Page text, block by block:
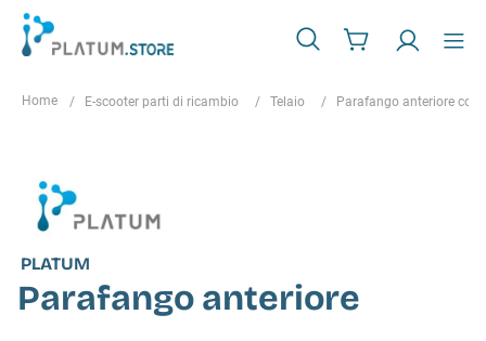
E-scooter parti di ricambio Telaio Parafango anteriore con
PLATUM
Parafango anteriore